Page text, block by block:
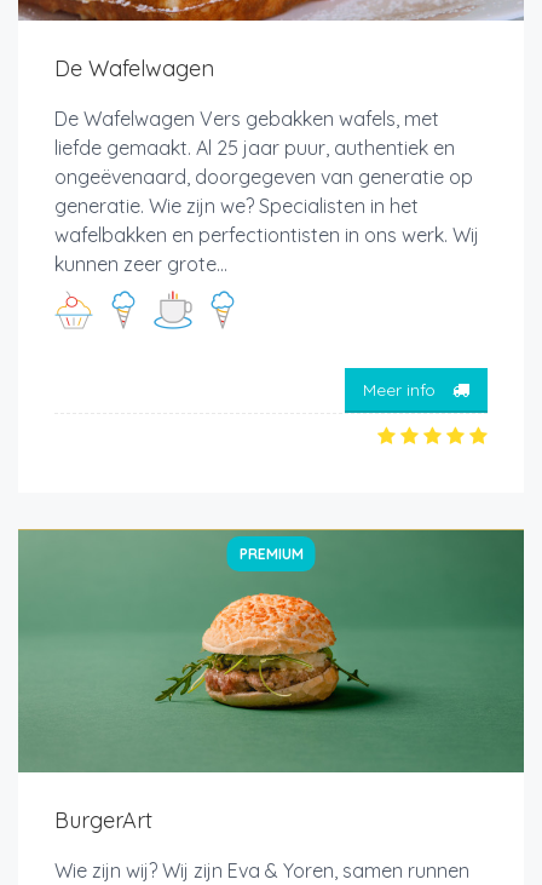
De Wafelwagen
De Wafelwagen Vers gebakken wafels, met
liefde gemaakt. Al 25 jaar puur, authentiek en
ongeëvenaard, doorgegeven van generatie op
generatie. Wie zijn we? Specialisten in het
wafelbakken en perfectiontisten in ons werk. Wij
kunnen zeer grote...
Meer info
PREMIUM
BurgerArt
Wie zijn wij? Wij zijn Eva & Yoren, samen runnen